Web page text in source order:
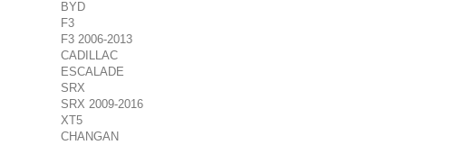
BYD
F3
F3 2006-2013
CADILLAC
ESCALADE
SRX
SRX 2009-2016
XT5
CHANGAN